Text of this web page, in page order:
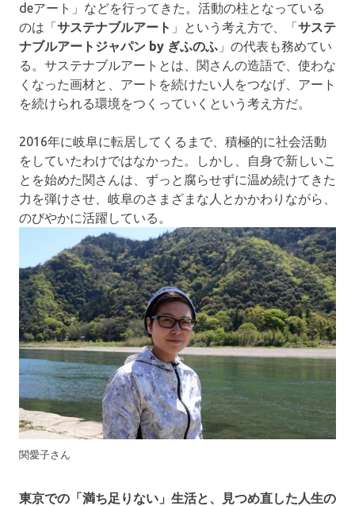
deアート」などを行ってきた。活動の柱となっている
のは「サステナブルアート 」という考え方で、「サステ
ナブルアートジャパン by ぎふのふ 」の代表も務めてい
る。サステナブルアートとは、関さんの造語で、使わな
くなった画材と、アートを続けたい人をつなげ、アート
を続けられる環境をつくっていくという考え方だ。
2016年に岐阜に転居してくるまで、積極的に社会活動
をしていたわけではなかった。しかし、自身で新しいこ
とを始めた関さんは、ずっと腐らせずに温め続けてきた
力を弾けさせ、岐阜のさまざまな人とかかわりながら、
のびやかに活躍している。
関愛子さん
東京での「満ち足りない」生活と、見つめ直した人生の